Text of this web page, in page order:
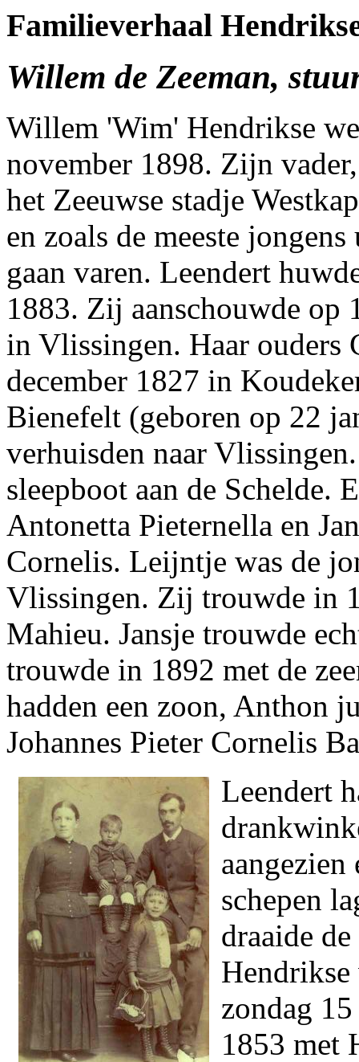
Familieverhaal
Willem de Zeeman,
Willem 'Wim' Hendrikse
november 1898. Zijn
het Zeeuwse stadje
en zoals de meeste
gaan varen. Leendert
1883. Zij aanschouwde op
in Vlissingen. Haar ouders
december 1827 in
Bienefelt (geboren op 22
verhuisden naar
sleepboot aan de Schelde.
Antonetta Pieternella en
Cornelis. Leijntje was de
Vlissingen. Zij trouwde in
Mahieu. Jansje trouwde
trouwde in 1892 met de
hadden een zoon, Anthon
Johannes Pieter Cornelis
Leendert
schepen
draaide
Hendrikse
zondag
1853 met